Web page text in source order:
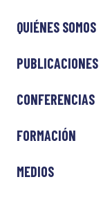
QUIÉNES SOMOS
PUBLICACIONES
CONFERENCIAS
FORMACIÓN
MEDIOS